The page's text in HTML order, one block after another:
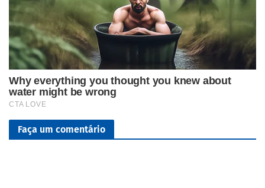
Faça um comentário